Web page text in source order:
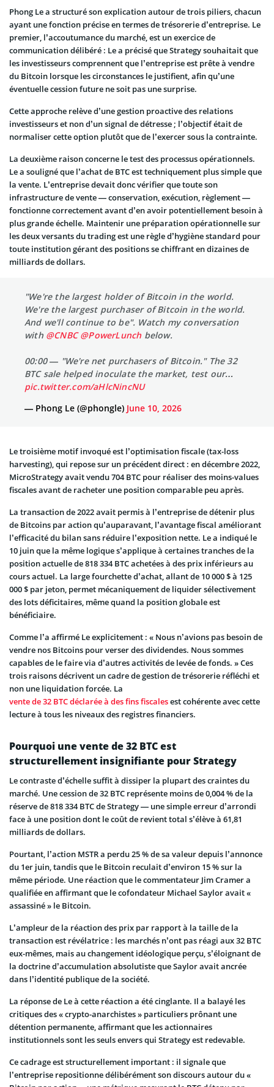
Phong Le a structuré son explication autour de trois piliers, chacun
ayant une fonction précise en termes de trésorerie d’entreprise. Le
premier, l’accoutumance du marché, est un exercice de
communication délibéré : Le a précisé que Strategy souhaitait que
les investisseurs comprennent que l’entreprise est prête à vendre
du Bitcoin lorsque les circonstances le justifient, afin qu’une
éventuelle cession future ne soit pas une surprise.
Cette approche relève d’une gestion proactive des relations
investisseurs et non d’un signal de détresse ; l’objectif était de
normaliser cette option plutôt que de l’exercer sous la contrainte.
La deuxième raison concerne le test des processus opérationnels.
Le a souligné que l’achat de BTC est techniquement plus simple que
la vente. L’entreprise devait donc vérifier que toute son
infrastructure de vente — conservation, exécution, règlement —
fonctionne correctement avant d’en avoir potentiellement besoin à
plus grande échelle. Maintenir une préparation opérationnelle sur
les deux versants du trading est une règle d’hygiène standard pour
toute institution gérant des positions se chiffrant en dizaines de
milliards de dollars.
"We're the largest holder of Bitcoin in the world.
We're the largest purchaser of Bitcoin in the world.
And we'll continue to be". Watch my conversation
with @CNBC @PowerLunch below.
00:00 — "We're net purchasers of Bitcoin." The 32
BTC sale helped inoculate the market, test our…
pic.twitter.com/aHlcNincNU
— Phong Le (@phongle) June 10, 2026
Le troisième motif invoqué est l’optimisation fiscale (tax-loss
harvesting), qui repose sur un précédent direct : en décembre 2022,
MicroStrategy avait vendu 704 BTC pour réaliser des moins-values
fiscales avant de racheter une position comparable peu après.
La transaction de 2022 avait permis à l’entreprise de détenir plus
de Bitcoins par action qu’auparavant, l’avantage fiscal améliorant
l’efficacité du bilan sans réduire l’exposition nette. Le a indiqué le
10 juin que la même logique s’applique à certaines tranches de la
position actuelle de 818 334 BTC achetées à des prix inférieurs au
cours actuel. La large fourchette d’achat, allant de 10 000 $ à 125
000 $ par jeton, permet mécaniquement de liquider sélectivement
des lots déficitaires, même quand la position globale est
bénéficiaire.
Comme l’a affirmé Le explicitement : « Nous n’avions pas besoin de
vendre nos Bitcoins pour verser des dividendes. Nous sommes
capables de le faire via d’autres activités de levée de fonds. » Ces
trois raisons décrivent un cadre de gestion de trésorerie réfléchi et
non une liquidation forcée. La
vente de 32 BTC déclarée à des fins fiscalesest cohérente avec cette
lecture à tous les niveaux des registres financiers.
Pourquoi une vente de 32 BTC est
structurellement insignifiante pour Strategy
Le contraste d’échelle suffit à dissiper la plupart des craintes du
marché. Une cession de 32 BTC représente moins de 0,004 % de la
réserve de 818 334 BTC de Strategy — une simple erreur d’arrondi
face à une position dont le coût de revient total s’élève à 61,81
milliards de dollars.
Pourtant, l’action MSTR a perdu 25 % de sa valeur depuis l’annonce
du 1er juin, tandis que le Bitcoin reculait d’environ 15 % sur la
même période. Une réaction que le commentateur Jim Cramer a
qualifiée en affirmant que le cofondateur Michael Saylor avait «
assassiné » le Bitcoin.
L’ampleur de la réaction des prix par rapport à la taille de la
transaction est révélatrice : les marchés n’ont pas réagi aux 32 BTC
eux-mêmes, mais au changement idéologique perçu, s’éloignant de
la doctrine d’accumulation absolutiste que Saylor avait ancrée
dans l’identité publique de la société.
La réponse de Le à cette réaction a été cinglante. Il a balayé les
critiques des « crypto-anarchistes » particuliers prônant une
détention permanente, affirmant que les actionnaires
institutionnels sont les seuls envers qui Strategy est redevable.
Ce cadrage est structurellement important : il signale que
l’entreprise repositionne délibérément son discours autour du «